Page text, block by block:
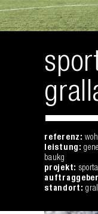
referenz:
leistung:
baukg
projekt:
standort: